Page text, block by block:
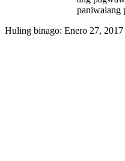
paniwalang
Huling binago: Enero 27, 2017